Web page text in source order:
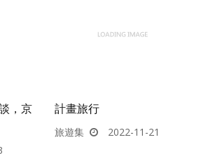
，京
計畫旅行
旅遊集 2022-11-21